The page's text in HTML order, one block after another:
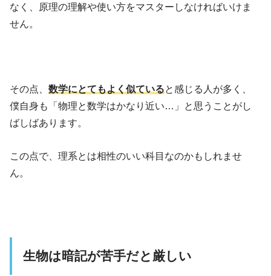
なく、原理の理解や使い方をマスターしなければいけま
せん。
その点、数学にとてもよく似ていると感じる人が多く、
僕自身も「物理と数学はかなり近い…」と思うことがし
ばしばあります。
この点で、理系とは相性のいい科目なのかもしれませ
ん。
生物は暗記が苦手だと厳しい